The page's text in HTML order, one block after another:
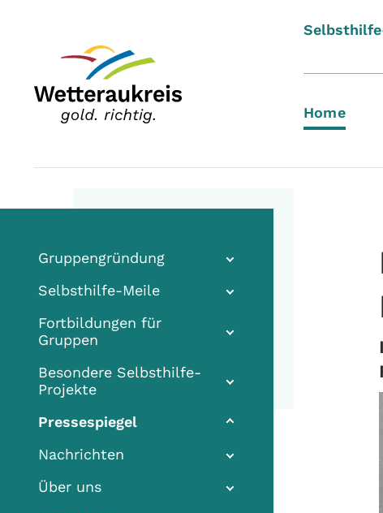
Home
Gruppengründung
Selbsthilfe-Meile
Fortbildungen für
Gruppen
Besondere Selbsthilfe-
Projekte
Pressespiegel
Nachrichten
Über uns